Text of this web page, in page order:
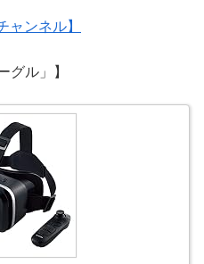
ャンネル】
グル」】